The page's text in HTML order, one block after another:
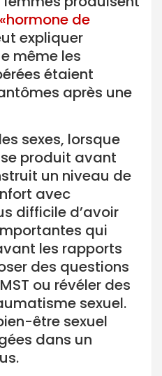
de
expliquer
même les
étaient
après une
sexes, lorsque
produit avant
un niveau de
avec
difficile d’avoir
qui
les rapports
des questions
ou révéler des
sexuel.
être sexuel
dans un